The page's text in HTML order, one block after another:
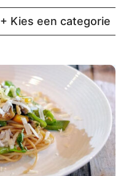
+ Kies een categorie